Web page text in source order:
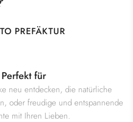
PREFÄKTUR
Perfekt für
neu entdecken, die natürliche
oder freudige und entspannende
mit Ihren Lieben.